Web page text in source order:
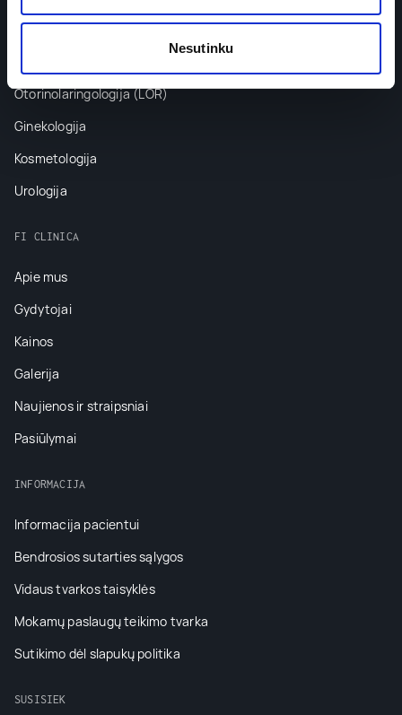
Nesutinku
Dermatologija
Otorinolaringologija (LOR)
Ginekologija
Kosmetologija
Urologija
FI CLINICA
Apie mus
Gydytojai
Kainos
Galerija
Naujienos ir straipsniai
Pasiūlymai
INFORMACIJA
Informacija pacientui
Bendrosios sutarties sąlygos
Vidaus tvarkos taisyklės
Mokamų paslaugų teikimo tvarka
Sutikimo dėl slapukų politika
SUSISIEK